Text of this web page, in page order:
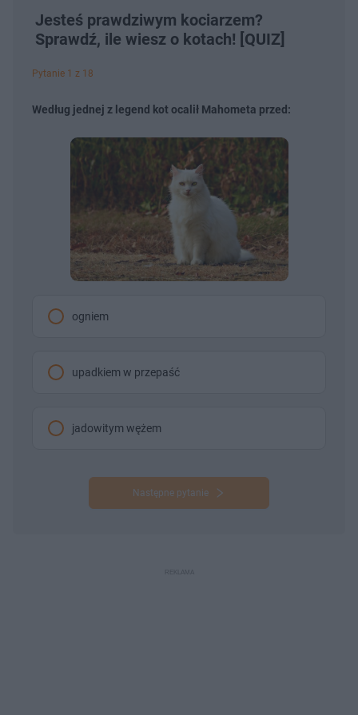
Jesteś prawdziwym kociarzem?
Sprawdź, ile wiesz o kotach! [QUIZ]
Pytanie 1 z 18
Według jednej z legend kot ocalił Mahometa przed:
ogniem
upadkiem w przepaść
jadowitym wężem
Następne pytanie